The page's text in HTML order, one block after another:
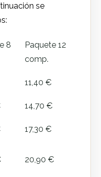
se
8
Paquete 12
comp.
11,40 €
14,70 €
17,30 €
20,90 €